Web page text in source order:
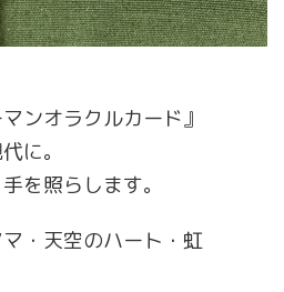
ンオラクルカード』
に。
を照らします。
・天空のハート・虹